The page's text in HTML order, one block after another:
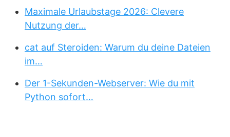
Maximale Urlaubstage 2026: Clevere
Nutzung der…
cat auf Steroiden: Warum du deine Dateien
im…
Der 1-Sekunden-Webserver: Wie du mit
Python sofort…